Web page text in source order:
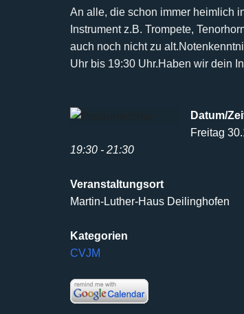
An alle, die schon immer heimlich
Instrument z.B. Trompete,
auch noch nichtzu alt.
Uhr bis 19:30 Uhr.Haben wir dein
Datum/
Freitag
19:30 - 21:30
Veranstaltungsort
Martin-Luther-Haus Deilinghofen
Kategorien
CVJM